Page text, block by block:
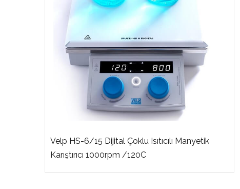
Velp HS-6/15 Dijital Çoklu Isıtıcılı Manyetik
Karıştırıcı 1000rpm /120C